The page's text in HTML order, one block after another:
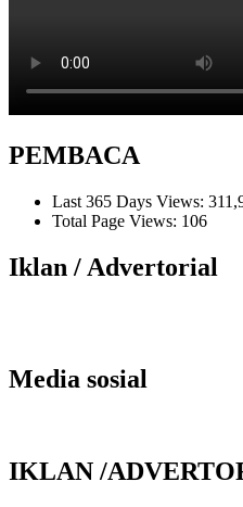
PEMBACA
Last 365 Days Views:
Total Page Views: 106
Iklan / Advertorial
Media sosial
IKLAN /